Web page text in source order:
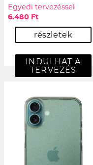
Egyedi tervezéssel
6.480 Ft
részletek
INDULHAT A
TERVEZÉS